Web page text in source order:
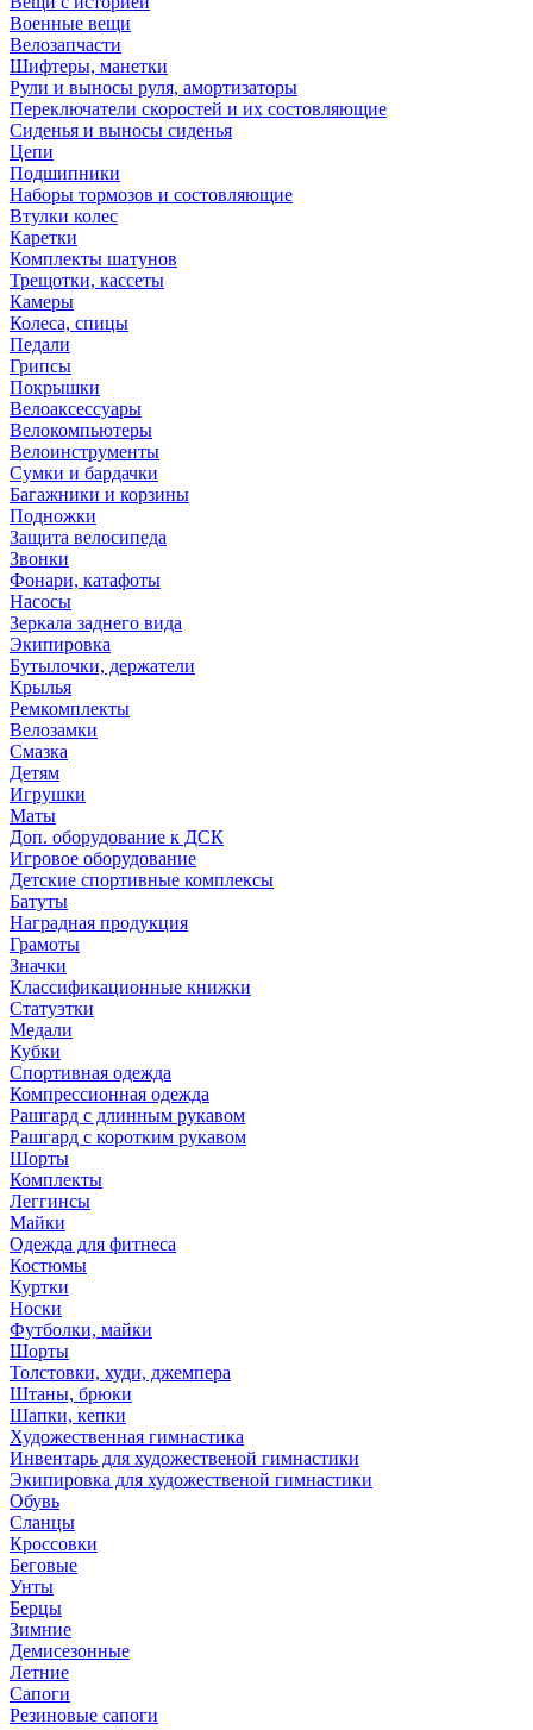
Военные вещи
Велозапчасти
Шифтеры, манетки
Рули и выносы руля, амортизаторы
Переключатели скоростей и их состовляющие
Сиденья и выносы сиденья
Цепи
Подшипники
Наборы тормозов и состовляющие
Втулки колес
Каретки
Комплекты шатунов
Трещотки, кассеты
Камеры
Колеса, спицы
Педали
Грипсы
Покрышки
Велоаксессуары
Велокомпьютеры
Велоинструменты
Сумки и бардачки
Багажники и корзины
Подножки
Защита велосипеда
Звонки
Фонари, катафоты
Насосы
Зеркала заднего вида
Экипировка
Бутылочки, держатели
Крылья
Ремкомплекты
Велозамки
Смазка
Детям
Игрушки
Маты
Доп. оборудование к ДСК
Игровое оборудование
Детские спортивные комплексы
Батуты
Наградная продукция
Грамоты
Значки
Классификационные книжки
Статуэтки
Медали
Кубки
Спортивная одежда
Компрессионная одежда
Рашгард с длинным рукавом
Рашгард с коротким рукавом
Шорты
Комплекты
Леггинсы
Майки
Одежда для фитнеса
Костюмы
Куртки
Носки
Футболки, майки
Шорты
Толстовки, худи, джемпера
Штаны, брюки
Шапки, кепки
Художественная гимнастика
Инвентарь для художественой гимнастики
Экипировка для художественой гимнастики
Обувь
Сланцы
Кроссовки
Беговые
Унты
Берцы
Зимние
Демисезонные
Летние
Сапоги
Резиновые сапоги